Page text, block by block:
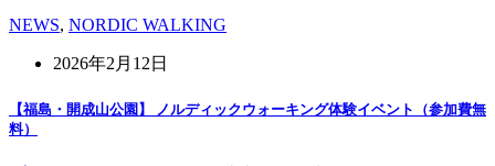
NEWS, NORDIC WALKING
2026年2月12日
【福島・開成山公園】 ノルディックウォーキング体験イベント（参加費無
料）